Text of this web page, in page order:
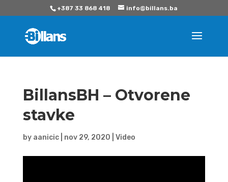
+387 33 868 418 info@billans.ba
BillansBH – Otvorene
stavke
by aanicic| nov 29, 2020 Video